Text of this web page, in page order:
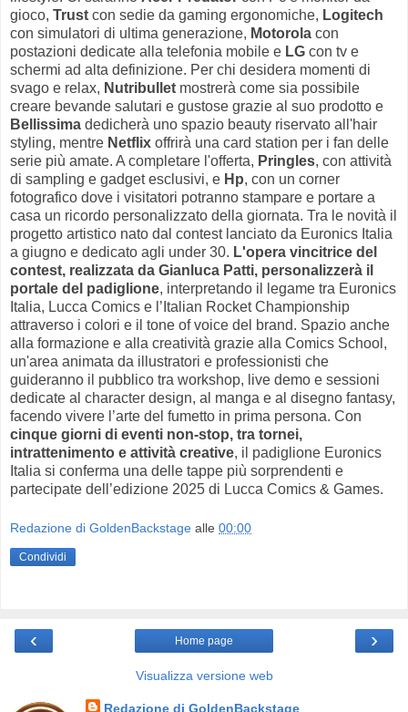
gioco, Trust con sedie da gaming ergonomiche, Logitech
con simulatori di ultima generazione, Motorola con
postazioni dedicate alla telefonia mobile e LG con tv e
schermi ad alta definizione. Per chi desidera momenti di
svago e relax, Nutribullet mostrerà come sia possibile
creare bevande salutari e gustose grazie al suo prodotto e
Bellissima dedicherà uno spazio beauty riservato all'hair
styling, mentre Netflix offrirà una card station per i fan delle
serie più amate. A completare l'offerta, Pringles, con attività
di sampling e gadget esclusivi, e Hp, con un corner
fotografico dove i visitatori potranno stampare e portare a
casa un ricordo personalizzato della giornata. Tra le novità il
progetto artistico nato dal contest lanciato da Euronics Italia
a giugno e dedicato agli under 30. L'opera vincitrice del
contest, realizzata da Gianluca Patti, personalizzerà il
portale del padiglione, interpretando il legame tra Euronics
Italia, Lucca Comics e l’Italian Rocket Championship
attraverso i colori e il tone of voice del brand. Spazio anche
alla formazione e alla creatività grazie alla Comics School,
un'area animata da illustratori e professionisti che
guideranno il pubblico tra workshop, live demo e sessioni
dedicate al character design, al manga e al disegno fantasy,
facendo vivere l’arte del fumetto in prima persona. Con
cinque giorni di eventi non-stop, tra tornei,
intrattenimento e attività creative, il padiglione Euronics
Italia si conferma una delle tappe più sorprendenti e
partecipate dell’edizione 2025 di Lucca Comics & Games.
Redazione di GoldenBackstage alle 00:00
Condividi
‹ ›
Home page
Visualizza versione web
Redazione di GoldenBackstage